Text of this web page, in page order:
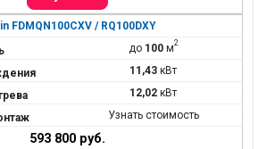
FDMQN100CXV / RQ100DXY
до 100м2
11,43 кВт
12,02 кВт
Узнать стоимость
593 800 руб.